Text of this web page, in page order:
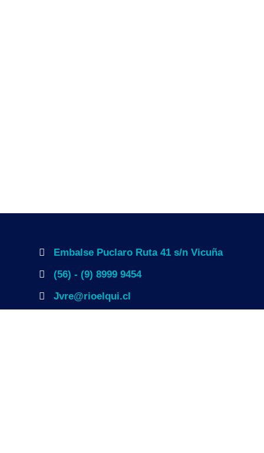
Embalse Puclaro Ruta 41 s/n Vicuña
(56) - (9) 8999 9454
Jvre@rioelqui.cl